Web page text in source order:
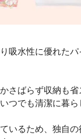
吸水性に優れた
さばらず収納も
つでも清潔に暮ら
いるため、独自